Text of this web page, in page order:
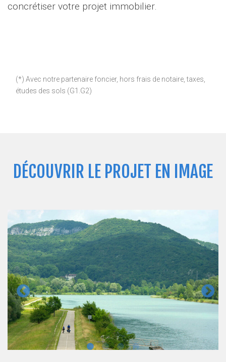
concrétiser votre projet immobilier.
(*) Avec notre partenaire foncier, hors frais de notaire, taxes,
études des sols (G1.G2)
DÉCOUVRIR LE PROJET EN IMAGE